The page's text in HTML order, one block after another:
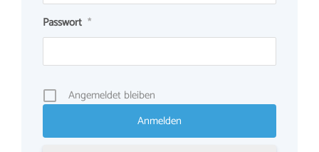
Passwort *
Angemeldet bleiben